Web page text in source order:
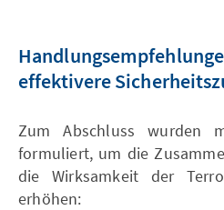
effektivere
Zum Abschluss wurden
formuliert, um die
die Wirksamkeit der
erhöhen: